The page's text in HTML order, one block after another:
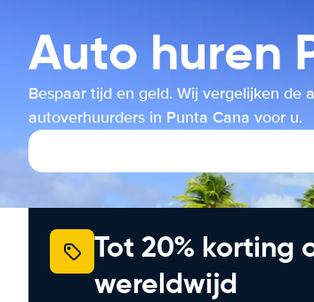
Auto huren
Bespaar tijd en geld. Wij vergelijken de
autoverhuurders in Punta Cana voor u.
Tot 20% korting
wereldwijd